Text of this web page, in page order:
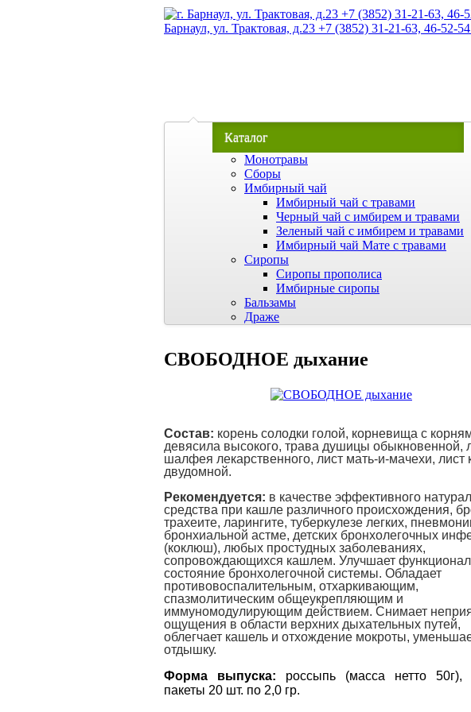
Барнаул, ул. Трактовая, д.23 +7 (3852) 31-21-63, 46-52-
Каталог
Монотравы
Сборы
Имбирный чай
Имбирный чай с травами
Черный чай с имбирем и травами
Зеленый чай с имбирем и травами
Имбирный чай Мате с травами
Сиропы
Сиропы прополиса
Имбирные сиропы
Бальзамы
Драже
СВОБОДНОЕ дыхание
Состав: корень солодки голой, корневища с
девясила высокого, трава душицы обыкновенной,
шалфея лекарственного, лист мать-и-мачехи, лист
двудомной.
Рекомендуется: в качестве эффективного
средства при кашле различного происхождения,
трахеите, ларингите, туберкулезе легких,
бронхиальной астме, детских бронхолегочных
(коклюш), любых простудных заболеваниях,
сопровождающихся кашлем. Улучшает
состояние бронхолегочной системы. Обладает
противовоспалительным, отхаркивающим,
спазмолитическим общеукрепляющим и
иммуномодулирующим действием. Снимает
ощущения в области верхних дыхательных путей,
облегчает кашель и отхождение мокроты,
отдышку.
Форма выпуска: россыпь (масса нетто 50г),
пакеты 20 шт. по 2,0 гр.